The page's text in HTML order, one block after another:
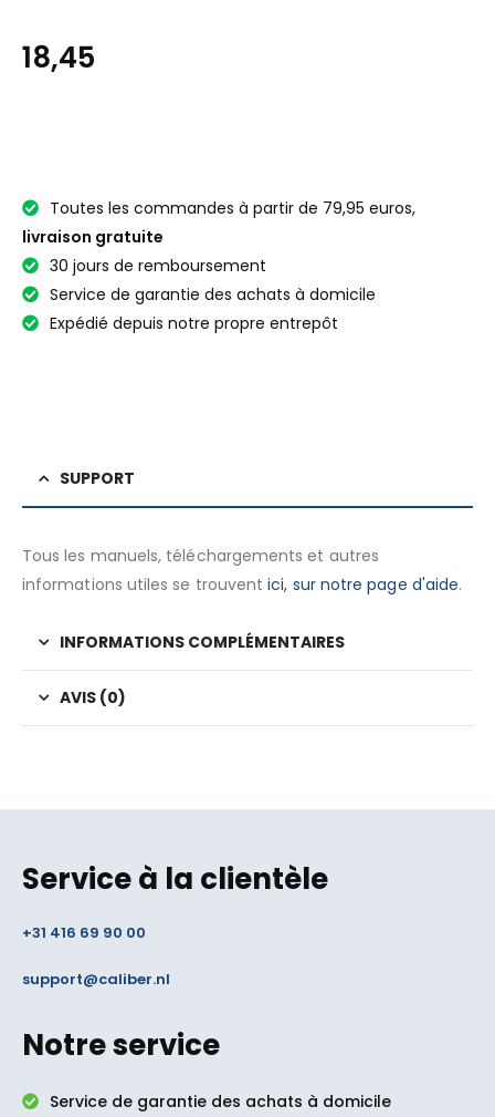
18,45
Toutes les commandes à partir de 79,95 euros,
livraison gratuite
30 jours de remboursement
Service de garantie des achats à domicile
Expédié depuis notre propre entrepôt
SUPPORT
Tous les manuels, téléchargements et autres
informations utiles se trouventici, sur notre page d'aide.
INFORMATIONS COMPLÉMENTAIRES
AVIS (0)
Service à la clientèle
+31 416 69 90 00
support@caliber.nl
Notre service
Service de garantie des achats à domicile